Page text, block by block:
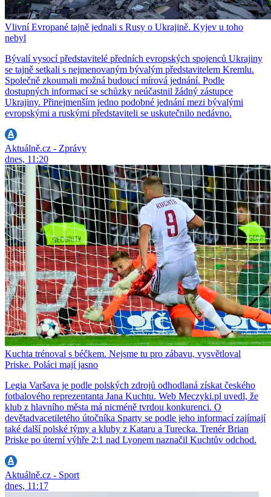
Vlivní Evropané tajně jednali s Rusy o Ukrajině. Kyjev u toho
nebyl
Bývalí vysocí představitelé předních evropských spojenců Ukrajiny
se tajně setkali s nejmenovaným bývalým představitelem Kremlu.
Společně zkoumali možná budoucí mírová jednání. Podle
dostupných informací se schůzky neúčastnil žádný zástupce
Ukrajiny. Přinejmenším jedno podobné jednání mezi bývalými
evropskými a ruskými představiteli se uskutečnilo nedávno.
Aktuálně.cz - Zprávy
dnes, 11:20
Kuchta trénoval s béčkem. Nejsme tu pro zábavu, vysvětloval
Priske. Poláci mají jasno
Legia Varšava je podle polských zdrojů odhodlaná získat českého
fotbalového reprezentanta Jana Kuchtu. Web Meczyki.pl uvedl, že
klub z hlavního města má nicméně tvrdou konkurenci. O
devětadvacetiletého útočníka Sparty se podle jeho informací zajímají
také další polské týmy a kluby z Kataru a Turecka. Trenér Brian
Priske po úterní výhře 2:1 nad Lyonem naznačil Kuchtův odchod.
Aktuálně.cz - Sport
dnes, 11:17